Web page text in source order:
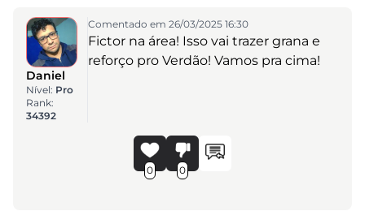
Daniel
Nível: Pro
Rank:
34392
Comentado em 26/03/2025 16:30
Fictor na área! Isso vai trazer grana e
reforço pro Verdão! Vamos pra cima!
0 0